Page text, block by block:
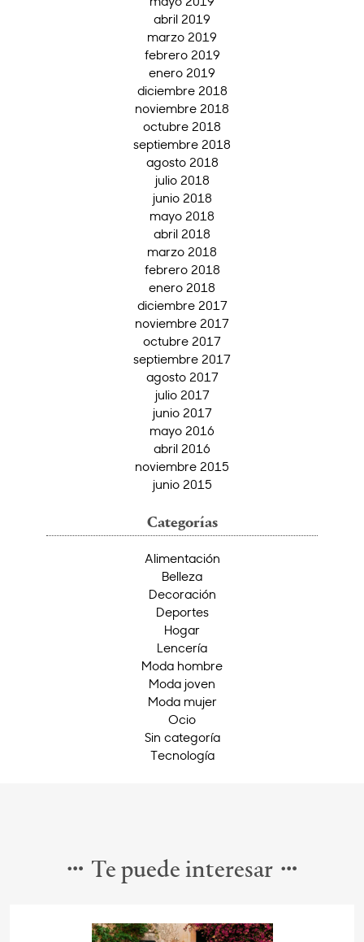
abril 2019
marzo 2019
febrero 2019
enero 2019
diciembre 2018
noviembre 2018
octubre 2018
septiembre 2018
agosto 2018
julio 2018
junio 2018
mayo 2018
abril 2018
marzo 2018
febrero 2018
enero 2018
diciembre 2017
noviembre 2017
octubre 2017
septiembre 2017
agosto 2017
julio 2017
junio 2017
mayo 2016
abril 2016
noviembre 2015
junio 2015
Categorías
Alimentación
Belleza
Decoración
Deportes
Hogar
Lencería
Moda hombre
Moda joven
Moda mujer
Ocio
Sin categoría
Tecnología
Te puede interesar